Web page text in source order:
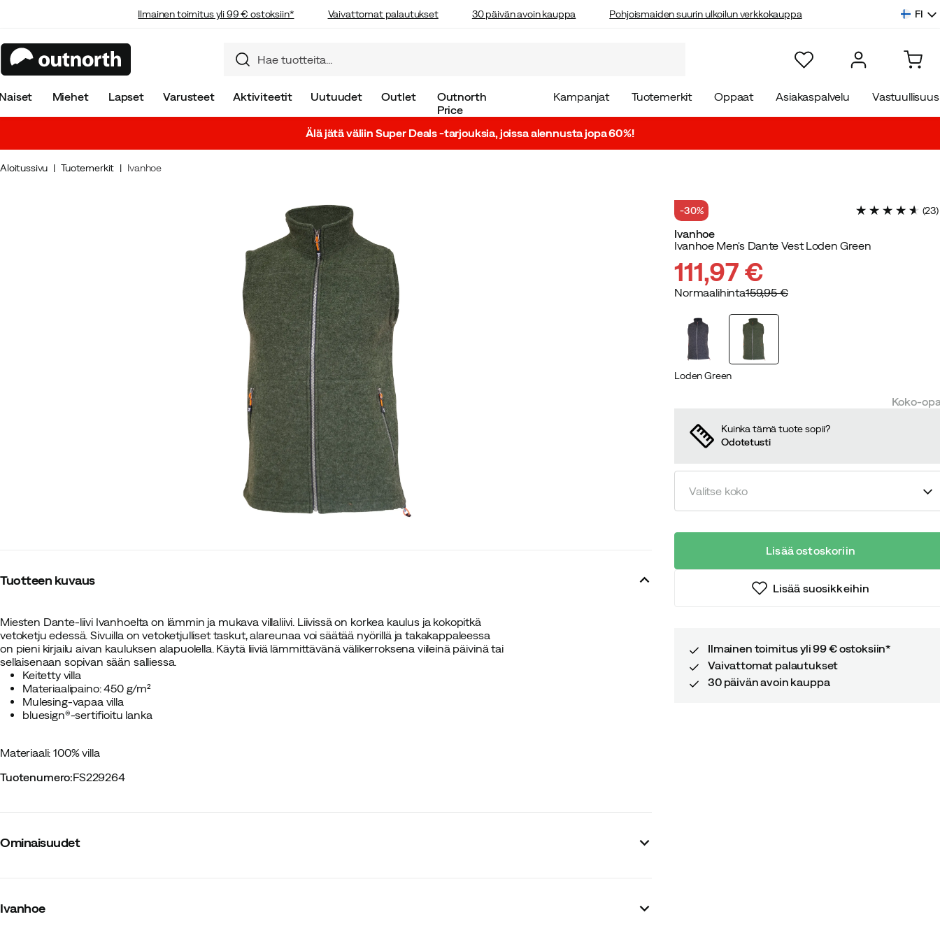
Ilmainen toimitus yli 99 € ostoksiin* Vaivattomat palautukset 30 päivän avoin kauppa Pohjoismaiden suurin ulkoilun verkkokauppa FI
Miehet Lapset Varusteet Aktiviteetit Uutuudet Outlet
Outnorth
Price
Kampanjat Tuotemerkit Oppaat Asiakaspalvelu Vastuullisuus
Älä jätä väliin Super Deals -tarjouksia, joissa alennusta jopa 60%!
Aloitussivu Tuotemerkit Ivanhoe
Tuotteen kuvaus
Miesten Dante-liivi Ivanhoelta on lämmin ja mukava villaliivi. Liivissä on korkea kaulus ja kokopitkä
vetoketju edessä. Sivuilla on vetoketjulliset taskut, alareunaa voi säätää nyörillä ja takakappaleessa
on pieni kirjailu aivan kauluksen alapuolella. Käytä liiviä lämmittävänä välikerroksena viileinä päivinä tai
sellaisenaan sopivan sään salliessa.
Keitetty villa
Materiaalipaino: 450 g/m²
Mulesing-vapaa villa
bluesign®-sertifioitu lanka
Materiaali: 100% villa
Tuotenumero:FS229264
Ominaisuudet
Tavarantoimittajan värinimike
Ivanhoe
-30% (23)
Ivanhoe
Ivanhoe Men's Dante Vest Loden Green
discounted
price
111,97 €
original
price
Normaalihinta159,95 €
Loden Green
Koko-
Kuinka tämä tuote sopii?
Odotetusti
Valitse koko
Lisää ostoskoriin
Lisää suosikkeihin
Ilmainen toimitus yli 99 € ostoksiin*
Vaivattomat palautukset
30 päivän avoin kauppa